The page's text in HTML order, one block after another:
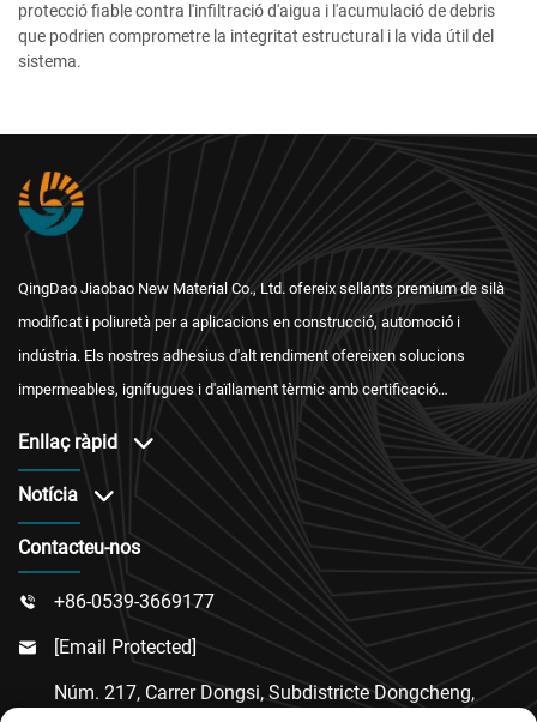
protecció fiable contra l'infiltració d'aigua i l'acumulació de debris
que podrien comprometre la integritat estructural i la vida útil del
sistema.
QingDao Jiaobao New Material Co., Ltd. ofereix sellants premium de silà
modificat i poliuretà per a aplicacions en construcció, automoció i
indústria. Els nostres adhesius d'alt rendiment ofereixen solucions
impermeables, ignífugues i d'aïllament tèrmic amb certificació
Enllaç ràpid
Notícia
Contacteu-nos
 +86-0539-3669177
 [email Protected]
Núm. 217, Carrer Dongsi, Subdistricte Dongcheng,